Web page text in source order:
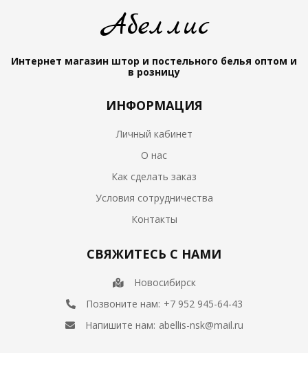
Абеллис
Интернет магазин штор и постельного белья оптом и
в розницу
ИНФОРМАЦИЯ
Личный кабинет
О нас
Как сделать заказ
Условия сотрудничества
Контакты
СВЯЖИТЕСЬ С НАМИ
Новосибирск
Позвоните нам: +7 952 945-64-43
Напишите нам: abellis-nsk@mail.ru